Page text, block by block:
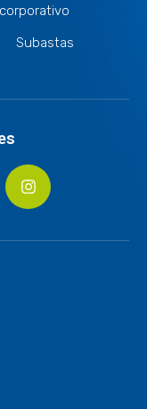
Subastas